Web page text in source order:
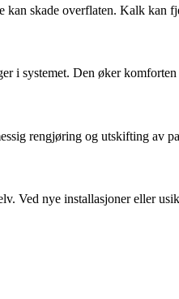
skade overflaten. Kalk kan
i systemet. Den øker
rengjøring og utskifting av
Ved nye installasjoner eller